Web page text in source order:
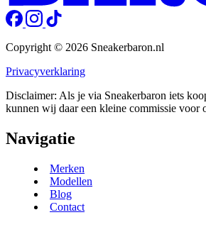
Copyright © 2026 Sneakerbaron.nl
Privacyverklaring
Disclaimer: Als je via Sneakerbaron iets
kunnen wij daar een kleine commissie voor
Navigatie
Merken
Modellen
Blog
Contact